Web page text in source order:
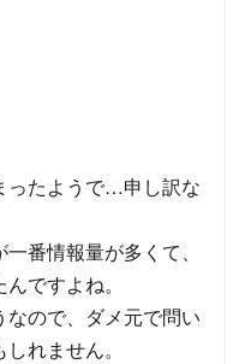
ったようで…申し訳な
番情報量が多くて、
ですよね。
ので、ダメ元で問い
れません。